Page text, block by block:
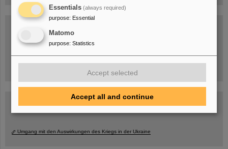
Menschen
Umgang mit den Auswirkungen des Kriegs in der Ukraine
Essentials (always required)
purpose: Essential
Matomo
purpose: Statistics
Accept selected
Accept all and continue